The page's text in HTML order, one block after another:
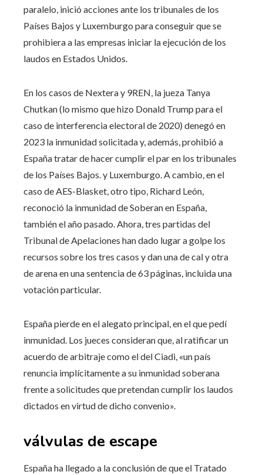
paralelo, inició acciones ante los tribunales de los
Países Bajos y Luxemburgo para conseguir que se
prohibiera a las empresas iniciar la ejecución de los
laudos en Estados Unidos.
En los casos de Nextera y 9REN, la jueza Tanya
Chutkan (lo mismo que hizo Donald Trump para el
caso de interferencia electoral de 2020) denegó en
2023 la inmunidad solicitada y, además, prohibió a
España tratar de hacer cumplir el par en los tribunales
de los Países Bajos. y Luxemburgo. A cambio, en el
caso de AES-Blasket, otro tipo, Richard León,
reconoció la inmunidad de Soberan en España,
también el año pasado. Ahora, tres partidas del
Tribunal de Apelaciones han dado lugar a golpe los
recursos sobre los tres casos y dan una de cal y otra
de arena en una sentencia de 63 páginas, incluida una
votación particular.
España pierde en el alegato principal, en el que pedí
inmunidad. Los jueces consideran que, al ratificar un
acuerdo de arbitraje como el del Ciadi, «un país
renuncia implícitamente a su inmunidad soberana
frente a solicitudes que pretendan cumplir los laudos
dictados en virtud de dicho convenio».
válvulas de escape
España ha llegado a la conclusión de que el Tratado